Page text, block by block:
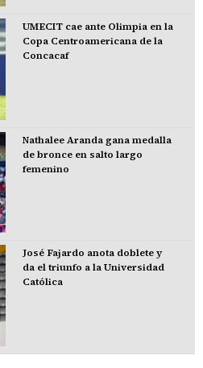
UMECIT cae ante Olimpia en la
Copa Centroamericana de la
Concacaf
Nathalee Aranda gana medalla
de bronce en salto largo
femenino
José Fajardo anota doblete y
da el triunfo a la Universidad
Católica